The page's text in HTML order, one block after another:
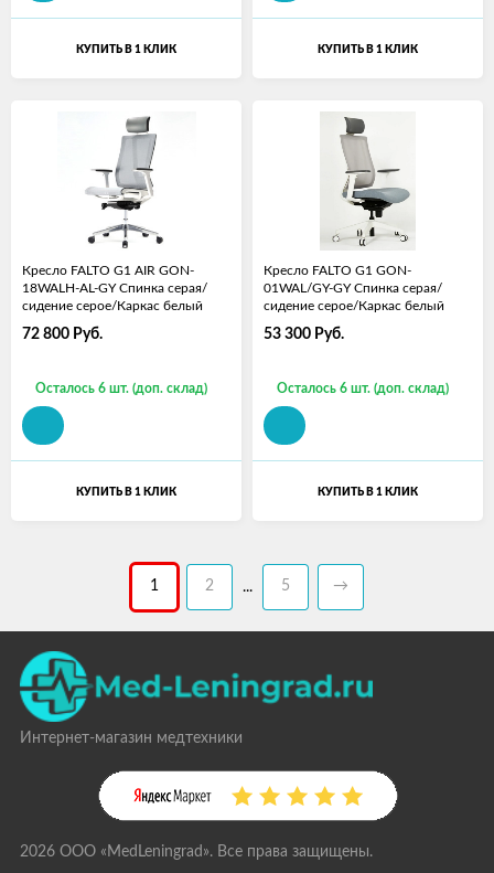
КУПИТЬ В 1 КЛИК КУПИТЬ В 1 КЛИК
Кресло FALTO G1 AIR GON-
18WALH-AL-GY Спинка серая/
сидение серое/Каркас белый
72 800 Руб.
Осталось 6 шт. (доп. склад)
КУПИТЬ В 1 КЛИК
Кресло FALTO G1 GON-
01WAL/GY-GY Спинка серая/
сидение серое/Каркас белый
53 300 Руб.
Осталось 6 шт. (доп. склад)
КУПИТЬ В 1 КЛИК
1 2 ... 5 →
Интернет-магазин медтехники
2026 ООО «MedLeningrad». Все права защищены.